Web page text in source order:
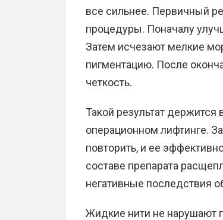
все сильнее. Первичный
процедуры. Поначалу
Затем исчезают мелкие
пигментацию. После
четкость.
Такой результат
операционном лифтинге.
повторить, и ее
составе препарата
негативные последствия
Жидкие нити не нарушают